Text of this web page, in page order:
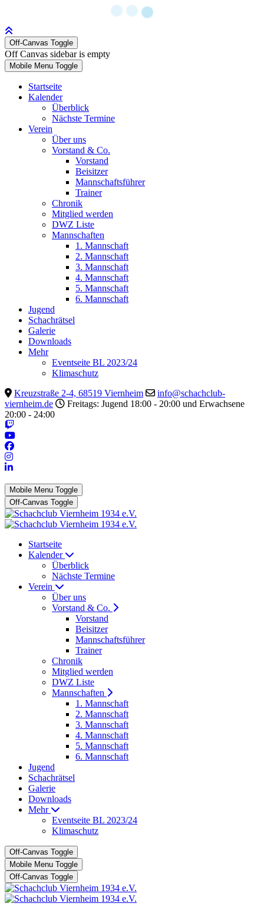
Off-Canvas Toggle
Off Canvas sidebar is empty
Mobile Menu Toggle
Startseite
Kalender
Überblick
Nächste Termine
Verein
Über uns
Vorstand & Co.
Vorstand
Beisitzer
Mannschaftsführer
Trainer
Chronik
Mitglied werden
DWZ Liste
Mannschaften
1. Mannschaft
2. Mannschaft
3. Mannschaft
4. Mannschaft
5. Mannschaft
6. Mannschaft
Jugend
Schachrätsel
Galerie
Downloads
Mehr
Eventseite BL 2023/24
Klimaschutz
Kreuzstraße 2-4, 68519 Viernheim
info@schachclub-
viernheim.de
Freitags: Jugend 18:00 - 20:00 und Erwachsene
20:00 - 24:00
Mobile Menu Toggle
Off-Canvas Toggle
Startseite
Kalender
Überblick
Nächste Termine
Verein
Über uns
Vorstand & Co.
Vorstand
Beisitzer
Mannschaftsführer
Trainer
Chronik
Mitglied werden
DWZ Liste
Mannschaften
1. Mannschaft
2. Mannschaft
3. Mannschaft
4. Mannschaft
5. Mannschaft
6. Mannschaft
Jugend
Schachrätsel
Galerie
Downloads
Mehr
Eventseite BL 2023/24
Klimaschutz
Off-Canvas Toggle
Mobile Menu Toggle
Off-Canvas Toggle